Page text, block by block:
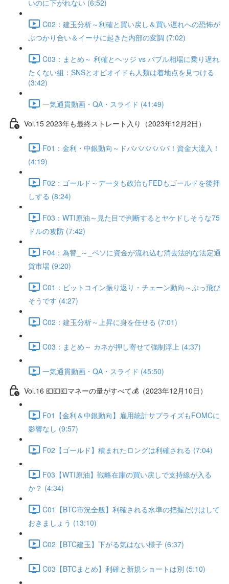
いのに下がれない (6:52)
C02：建玉分析～利確と買い戻し＆買い遅れへの恐怖が
ぶつかり合い＆イーサに起きた内部の変調 (7:02)
C03：まとめ～ 利確とヘッジ vs バブル相場に乗り遅れ
たくない組：SNSとオピオイドも人類は着地点を見つける
(3:42)
一気通貫動画・QA・スライド (41:49)
Vol.15 2023年も最終ストレート入り（2023年12月2日）
F01：金利・中銀動向～ドババババババ！資金大流入！
(4:19)
F02：ゴールド～データも政治もFEDもゴールドを後押
しする (8:24)
F03：WTI原油～見た目で判断するとヤケドしそうな75
ドルの攻防 (7:42)
F04：為替_～_ペソに資金が流れ込む消去法的な法定通
貨市場 (9:20)
C01：ビットコイン振り返り・チェーン動向～ぶっ飛び
そうです (4:27)
C02：建玉分析～上昇に身を任せる (7:01)
C03：まとめ～ カネが押し寄せて強制浮上 (4:37)
一気通貫動画・QA・スライド (45:50)
Vol.16 💶💶💶マネーの量がすべて💰（2023年12月10日）
F01【金利＆中銀動向】雇用統計サプライズもFOMCに
影響なし (9:57)
F02【ゴールド】積まれたロングは利確される (7:04)
F03【WTI原油】戦略在庫の買い戻しで支持線が入る
か？ (4:34)
C01【BTC市況全般】利確される水準の把握だけはして
おきましょう (13:10)
C02【BTC建玉】下がる気はない様子 (6:37)
C03【BTCまとめ】利確と新規ショートは別 (5:10)